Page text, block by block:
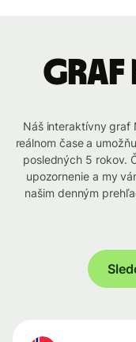
graf
Náš interaktívny graf
reálnom čase a
posledných 5 rokov.
upozornenie a my
našim denným